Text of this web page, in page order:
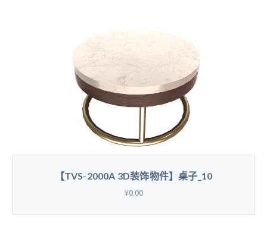
【TVS-2000A 3D装饰物件】桌子_10
¥0.00